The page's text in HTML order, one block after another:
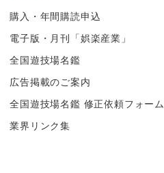
購入・年間購読申込
電子版・月刊「娯楽産業」
全国遊技場名鑑
広告掲載のご案内
全国遊技場名鑑 修正依頼フォーム
業界リンク集